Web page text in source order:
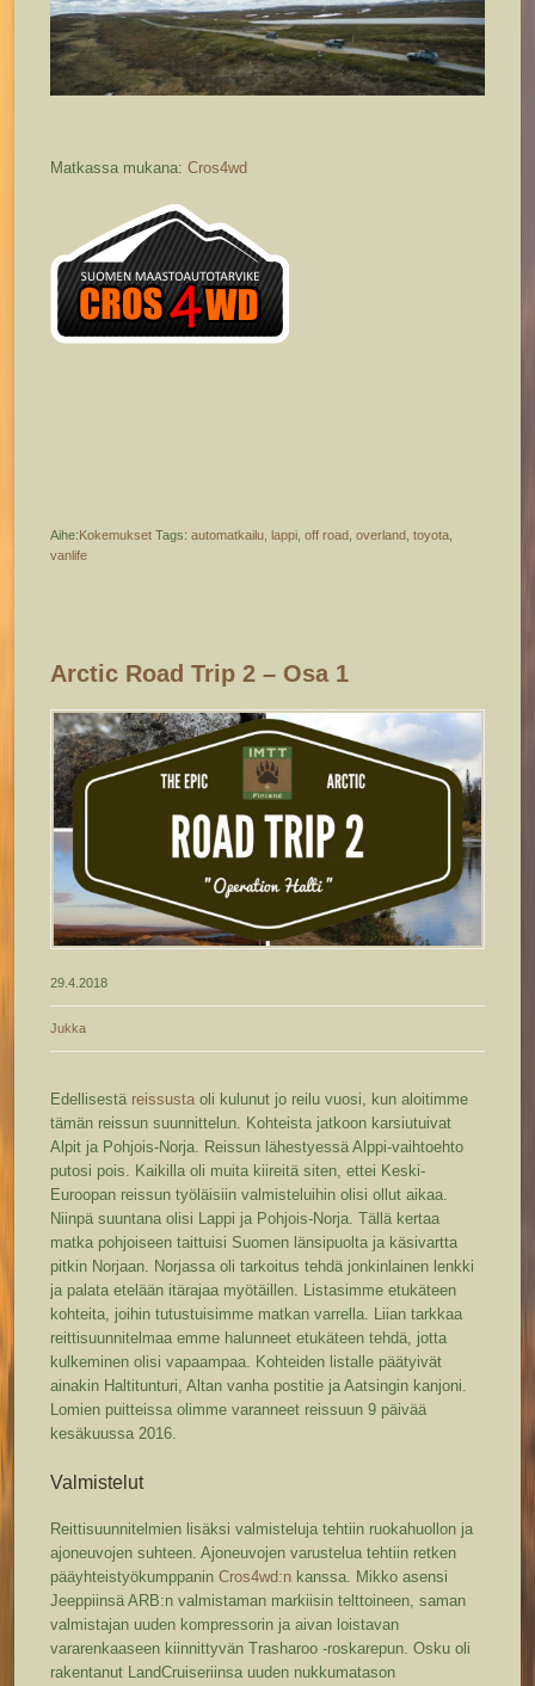
Matkassa mukana:Cros4wd
Aihe:Kokemukset Tags:automatkailu ,lappi ,off road ,overland ,toyota
vanlife
Arctic Road Trip 2 – Osa 1
29.4.2018
Jukka
Edellisestä reissusta oli kulunut jo reilu vuosi, kun aloitimme
tämän reissun suunnittelun. Kohteista jatkoon karsiutuivat
Alpit ja Pohjois-Norja. Reissun lähestyessä Alppi-vaihtoehto
putosi pois. Kaikilla oli muita kiireitä siten, ettei Keski-
Euroopan reissun työläisiin valmisteluihin olisi ollut aikaa.
Niinpä suuntana olisi Lappi ja Pohjois-Norja. Tällä kertaa
matka pohjoiseen taittuisi Suomen länsipuolta ja käsivartta
pitkin Norjaan. Norjassa oli tarkoitus tehdä jonkinlainen lenkki
ja palata etelään itärajaa myötäillen. Listasimme etukäteen
kohteita, joihin tutustuisimme matkan varrella. Liian tarkkaa
reittisuunnitelmaa emme halunneet etukäteen tehdä, jotta
kulkeminen olisi vapaampaa. Kohteiden listalle päätyivät
ainakin Haltitunturi, Altan vanha postitie ja Aatsingin kanjoni.
Lomien puitteissa olimme varanneet reissuun 9 päivää
kesäkuussa 2016.
Valmistelut
Reittisuunnitelmien lisäksi valmisteluja tehtiin ruokahuollon ja
ajoneuvojen suhteen. Ajoneuvojen varustelua tehtiin retken
pääyhteistyökumppaninCros4wd:n kanssa. Mikko asensi
Jeeppiinsä ARB:n valmistaman markiisin telttoineen, saman
valmistajan uuden kompressorin ja aivan loistavan
vararenkaaseen kiinnittyvän Trasharoo -roskarepun. Osku oli
rakentanut LandCruiseriinsa uuden nukkumatason